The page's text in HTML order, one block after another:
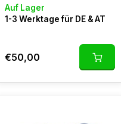
Auf Lager
1-3 Werktage für DE & AT
€50,00